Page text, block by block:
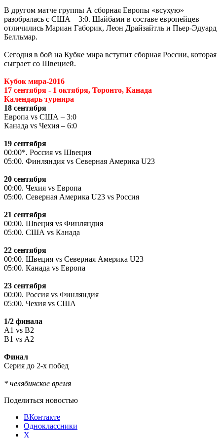
В другом матче группы А сборная Европы «всухую»
разобралась с США – 3:0. Шайбами в составе европейцев
отличились Мариан Габорик, Леон Драйзайтль и Пьер-Эдуард
Белльмар.
Сегодня в бой на Кубке мира вступит сборная России, которая
сыграет со Швецией.
Кубок мира-2016
17 сентября - 1 октября, Торонто, Канада
Календарь турнира
18 сентября
Европа vs США – 3:0
Канада vs Чехия – 6:0
19 сентября
00:00*. Россия vs Швеция
05:00. Финляндия vs Северная Америка U23
20 сентября
00:00. Чехия vs Европа
05:00. Северная Америка U23 vs Россия
21 сентября
00:00. Швеция vs Финляндия
05:00. США vs Канада
22 сентября
00:00. Швеция vs Северная Америка U23
05:00. Канада vs Европа
23 сентября
00:00. Россия vs Финляндия
05:00. Чехия vs США
1/2 финала
А1 vs В2
В1 vs А2
Финал
Серия до 2-х побед
* челябинское время
Поделиться новостью
ВКонтакте
Одноклассники
X